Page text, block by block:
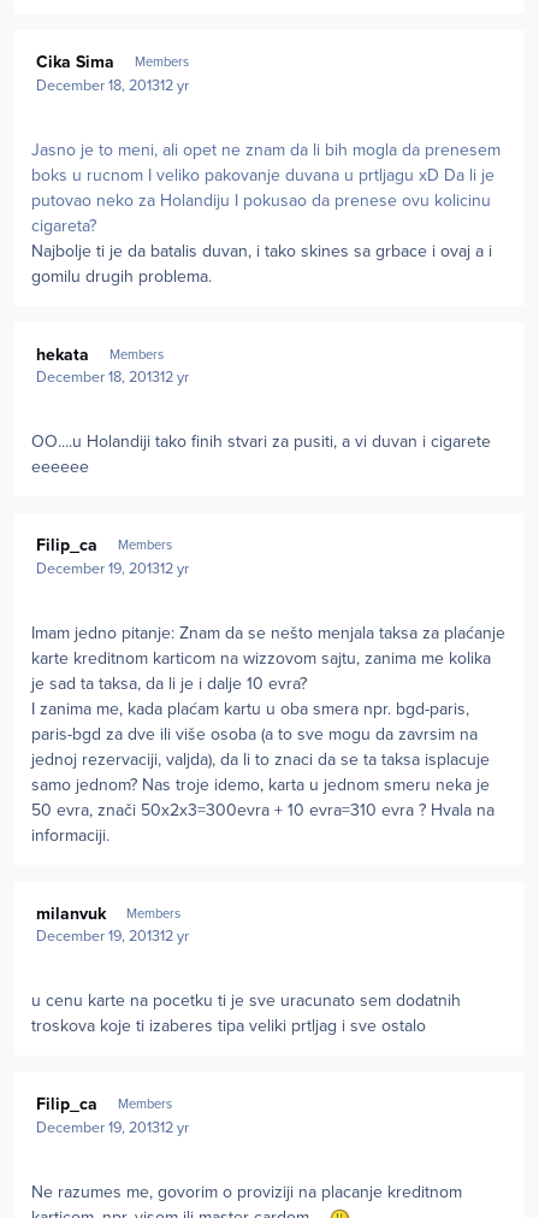
Cika Sima Members
December 18, 201312 yr
Jasno je to meni, ali opet ne znam da li bih mogla da prenesem
boks u rucnom I veliko pakovanje duvana u prtljagu xD Da li je
putovao neko za Holandiju I pokusao da prenese ovu kolicinu
cigareta?
Najbolje ti je da batalis duvan, i tako skines sa grbace i ovaj a i
gomilu drugih problema.
hekata Members
December 18, 201312 yr
OO....u Holandiji tako finih stvari za pusiti, a vi duvan i cigarete
eeeeee
Filip_ca Members
December 19, 201312 yr
Imam jedno pitanje: Znam da se nešto menjala taksa za plaćanje
karte kreditnom karticom na wizzovom sajtu, zanima me kolika
je sad ta taksa, da li je i dalje 10 evra?
I zanima me, kada plaćam kartu u oba smera npr. bgd-paris,
paris-bgd za dve ili više osoba (a to sve mogu da zavrsim na
jednoj rezervaciji, valjda), da li to znaci da se ta taksa isplacuje
samo jednom? Nas troje idemo, karta u jednom smeru neka je
50 evra, znači 50x2x3=300evra + 10 evra=310 evra ? Hvala na
informaciji.
milanvuk Members
December 19, 201312 yr
u cenu karte na pocetku ti je sve uracunato sem dodatnih
troskova koje ti izaberes tipa veliki prtljag i sve ostalo
Filip_ca Members
December 19, 201312 yr
Ne razumes me, govorim o proviziji na placanje kreditnom